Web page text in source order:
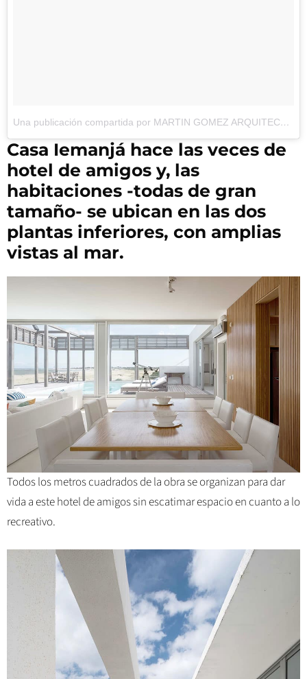
Una publicación compartida por MARTIN GOMEZ ARQUITECTOS (@martingomezarquitectos)
Casa Iemanjá hace las veces de
hotel de amigos y, las
habitaciones -todas de gran
tamaño- se ubican en las dos
plantas inferiores, con amplias
vistas al mar.
Todos los metros cuadrados de la obra se organizan para dar
vida a este hotel de amigos sin escatimar espacio en cuanto a lo
recreativo.